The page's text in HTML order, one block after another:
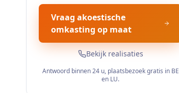
Vraag akoestische
omkasting op maat
Bekijk realisaties
Antwoord binnen 24 u, plaatsbezoek gratis in BE
en LU.